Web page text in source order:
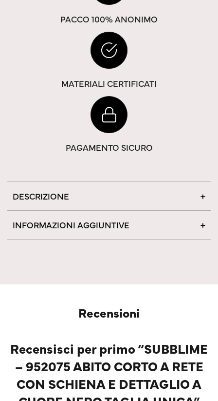
PACCO 100% ANONIMO
MATERIALI CERTIFICATI
PAGAMENTO SICURO
DESCRIZIONE
INFORMAZIONI AGGIUNTIVE
Recensioni
Recensisci per primo “SUBBLIME
– 952075 ABITO CORTO A RETE
CON SCHIENA E DETTAGLIO A